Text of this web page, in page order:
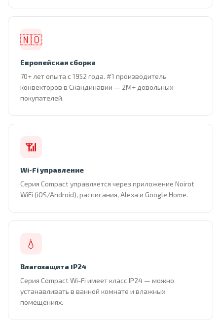
🇳🇴
Европейская сборка
70+ лет опыта с 1952 года. #1 производитель
конвекторов в Скандинавии — 2М+ довольных
покупателей.
📶
Wi-Fi управление
Серия Compact управляется через приложение Noirot
WiFi (iOS/Android), расписания, Alexa и Google Home.
💧
Влагозащита IP24
Серия Compact Wi-Fi имеет класс IP24 — можно
устанавливать в ванной комнате и влажных
помещениях.